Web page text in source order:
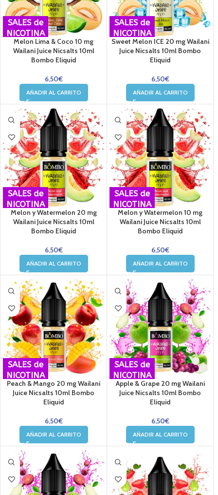
SALES de
NICOTINA
Melon Lima & Coco 10 mg
Wailani Juice Nicsalts 10ml
Bombo Eliquid
6,50€
AÑADIR AL CARRITO
SALES de
NICOTINA
Sweet Melon ICE 20 mg Wailani
Juice Nicsalts 10ml Bombo
Eliquid
6,50€
AÑADIR AL CARRITO
SALES de
NICOTINA
Melon y Watermelon 20 mg
Wailani Juice Nicsalts 10ml
Bombo Eliquid
6,50€
AÑADIR AL CARRITO
SALES de
NICOTINA
Melon y Watermelon 10 mg
Wailani Juice Nicsalts 10ml
Bombo Eliquid
6,50€
AÑADIR AL CARRITO
SALES de
NICOTINA
Peach & Mango 20 mg Wailani
Juice Nicsalts 10ml Bombo
Eliquid
6,50€
AÑADIR AL CARRITO
SALES de
NICOTINA
Apple & Grape 20 mg Wailani
Juice Nicsalts 10ml Bombo
Eliquid
6,50€
AÑADIR AL CARRITO